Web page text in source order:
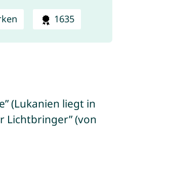
1635
(Lukanien liegt in
Lichtbringer” (von